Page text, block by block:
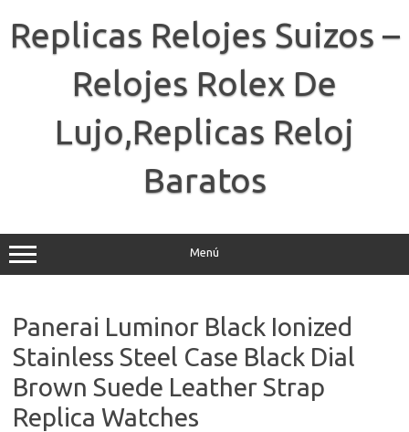
contenido
Replicas Relojes Suizos –
Relojes Rolex De
Lujo,Replicas Reloj
Baratos
Menú
Panerai Luminor Black Ionized
Stainless Steel Case Black Dial
Brown Suede Leather Strap
Replica Watches